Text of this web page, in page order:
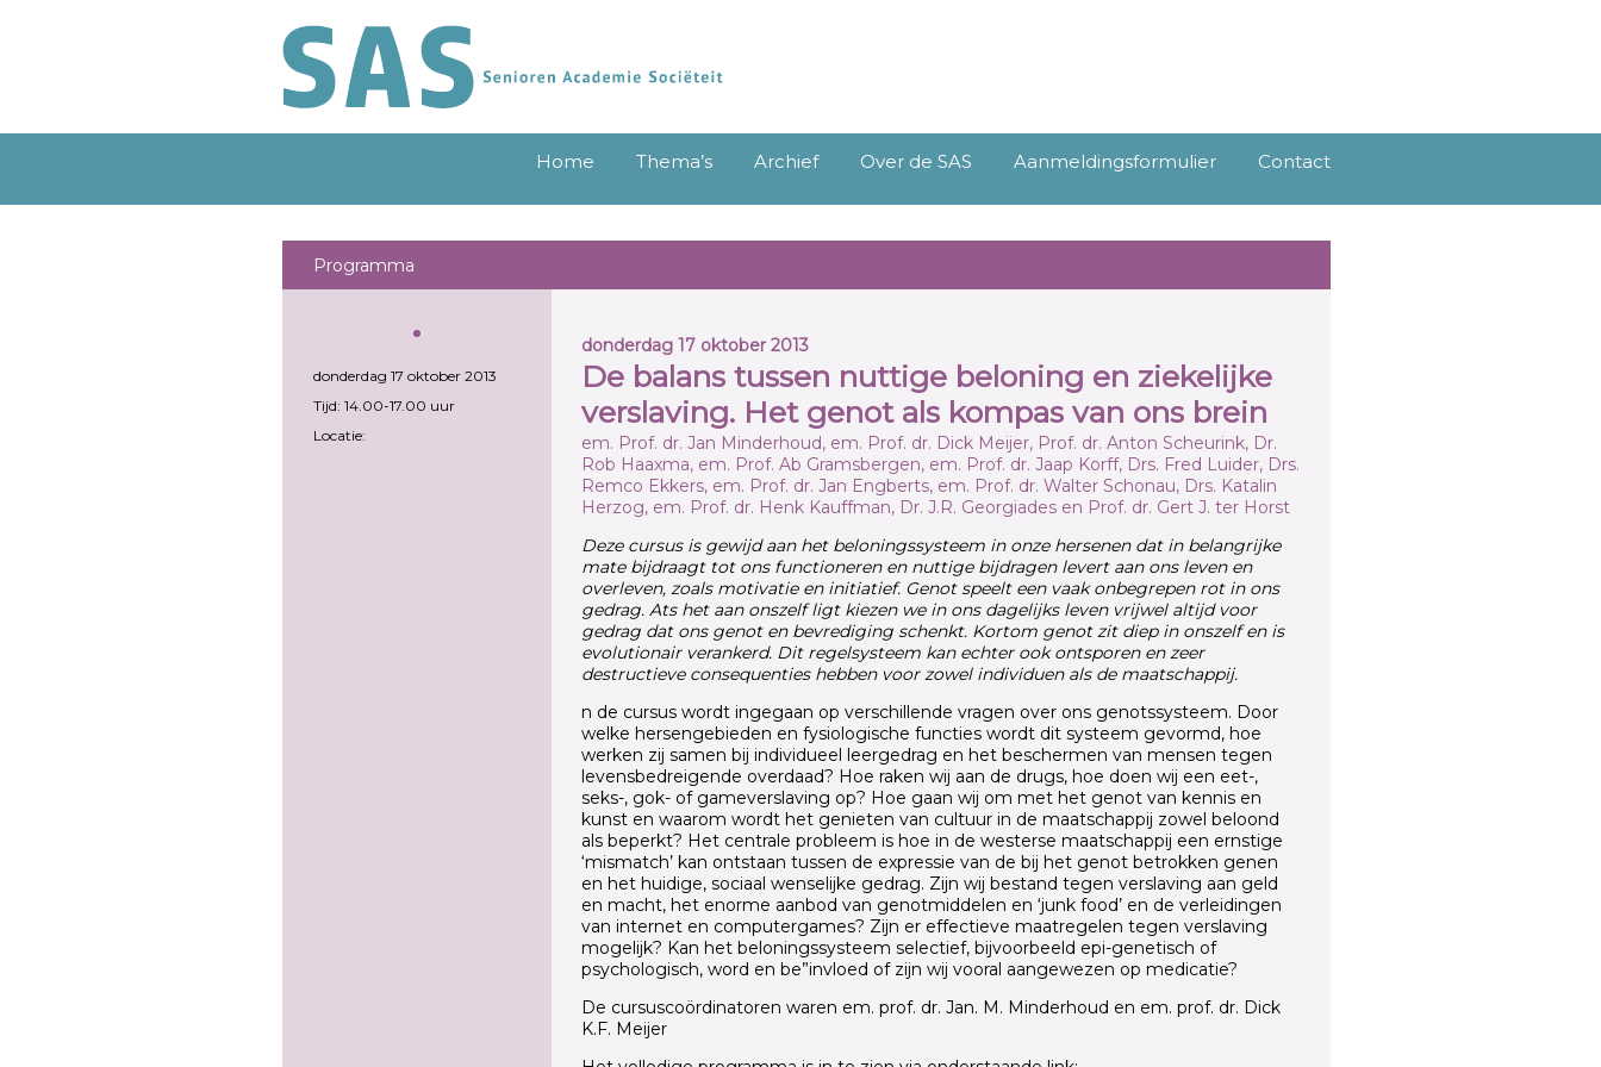
Home Thema’s Archief Over de SAS Aanmeldingsformulier Contact
Programma
donderdag 17 oktober 2013
Tijd: 14.00-17.00 uur
Locatie:
donderdag 17 oktober 2013
De balans tussen nuttige beloning en ziekelijke
verslaving. Het genot als kompas van ons brein
em. Prof. dr. Jan Minderhoud, em. Prof. dr. Dick Meijer, Prof. dr. Anton Scheurink, Dr.
Rob Haaxma, em. Prof. Ab Gramsbergen, em. Prof. dr. Jaap Korff, Drs. Fred Luider, Drs.
Remco Ekkers, em. Prof. dr. Jan Engberts, em. Prof. dr. Walter Schonau, Drs. Katalin
Herzog, em. Prof. dr. Henk Kauffman, Dr. J.R. Georgiades en Prof. dr. Gert J. ter Horst
Deze cursus is gewijd aan het beloningssysteem in onze hersenen dat in belangrijke
mate bijdraagt tot ons functioneren en nuttige bijdragen levert aan ons leven en
overleven, zoals motivatie en initiatief. Genot speelt een vaak onbegrepen rot in ons
gedrag. Ats het aan onszelf ligt kiezen we in ons dagelijks leven vrijwel altijd voor
gedrag dat ons genot en bevrediging schenkt. Kortom genot zit diep in onszelf en is
evolutionair verankerd. Dit regelsysteem kan echter ook ontsporen en zeer
destructieve consequenties hebben voor zowel individuen als de maatschappij.
n de cursus wordt ingegaan op verschillende vragen over ons genotssysteem. Door
welke hersengebieden en fysiologische functies wordt dit systeem gevormd, hoe
werken zij samen bij individueel leergedrag en het beschermen van mensen tegen
levensbedreigende overdaad? Hoe raken wij aan de drugs, hoe doen wij een eet-,
seks-, gok- of gameverslaving op? Hoe gaan wij om met het genot van kennis en
kunst en waarom wordt het genieten van cultuur in de maatschappij zowel beloond
als beperkt? Het centrale probleem is hoe in de westerse maatschappij een ernstige
‘mismatch’ kan ontstaan tussen de expressie van de bij het genot betrokken genen
en het huidige, sociaal wenselijke gedrag. Zijn wij bestand tegen verslaving aan geld
en macht, het enorme aanbod van genotmiddelen en ‘junk food’ en de verleidingen
van internet en computergames? Zijn er effectieve maatregelen tegen verslaving
mogelijk? Kan het beloningssysteem selectief, bijvoorbeeld epi-genetisch of
psychologisch, word en be”invloed of zijn wij vooral aangewezen op medicatie?
De cursuscoördinatoren waren em. prof. dr. Jan. M. Minderhoud en em. prof. dr. Dick
K.F. Meijer